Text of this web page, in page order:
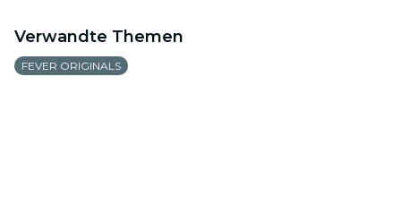
Verwandte Themen
FEVER ORIGINALS